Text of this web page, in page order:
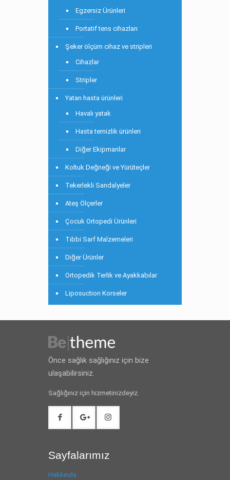
Egzersiz Ürünleri
Portatif tens cihazları
Şeker ölçüm cihaz ve stripleri
Cihazlar
Stripler
Yatan hasta ürünleri
Havalı yatak
Hasta temizlik ürünleri
Diğer Ekipmanlar
Koltuk Değneği ve Yürüteçler
Tekerlekli Sandalyeler
Ateş Ölçerler
Çocuk Ortopedi Ürünleri
Tıbbi Sarf Malzemeleri
Diğer Ürünler
Ortopedik Terlik ve Ayakkabılar
Liposuction Korseler
Önce sağlık sağlığınız için bize
ulaşabilirsiniz.
Sağlığınız için hizmetinizdeyiz.
Sayfalarımız
Hakkında